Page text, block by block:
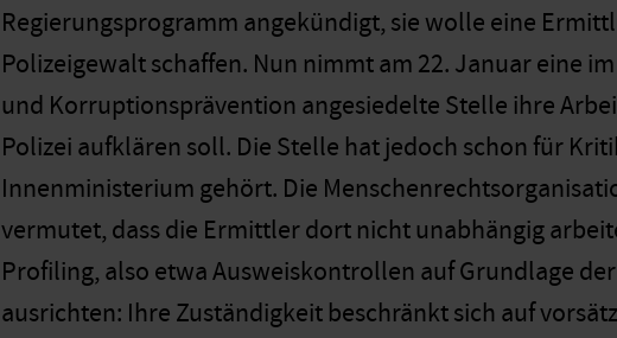
Regierungsprogramm angekündigt, sie wolle eine
Polizeigewalt schaffen. Nun nimmt am 22. Januar eine
und Korruptionsprävention angesiedelte Stelle ihre
Polizei aufklären soll. Die Stelle hat jedoch schon für
Innenministerium gehört. Die
vermutet, dass die Ermittler dort nicht unabhängig
Profiling, also etwa Ausweiskontrollen auf Grundlage
ausrichten: Ihre Zuständigkeit beschränkt sich auf